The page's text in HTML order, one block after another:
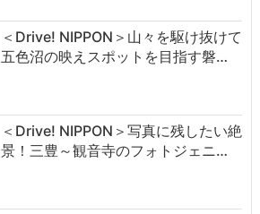
＜Drive! NIPPON＞山々を駆け抜けて
五色沼の映えスポットを目指す磐…
＜Drive! NIPPON＞写真に残したい絶
景！三豊～観音寺のフォトジェニ…